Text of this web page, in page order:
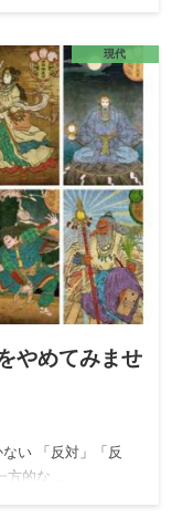
現代
やめてみませ
い 「反対」「反
方的な…